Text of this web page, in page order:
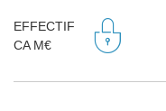
EFFECTIF
CA M€